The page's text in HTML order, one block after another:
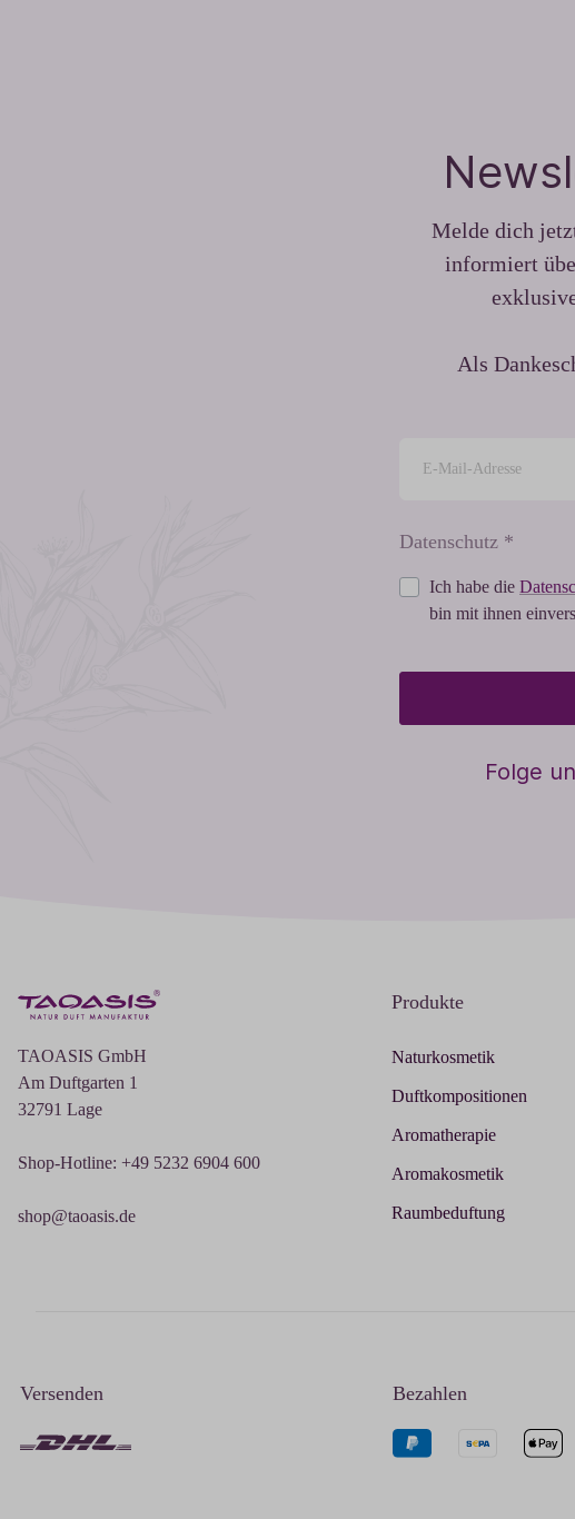
Melde dich
informiert
Als
Datenschutz *
Ich habe die
bin mit ihnen
Folge
TAOASIS GmbH
Am Duftgarten 1
32791 Lage
Shop-Hotline: +49 5232 6904 600
shop@taoasis.de
Produkte
Naturkosmetik
Duftkompositionen
Aromatherapie
Aromakosmetik
Raumbeduftung
Versenden Bezahlen